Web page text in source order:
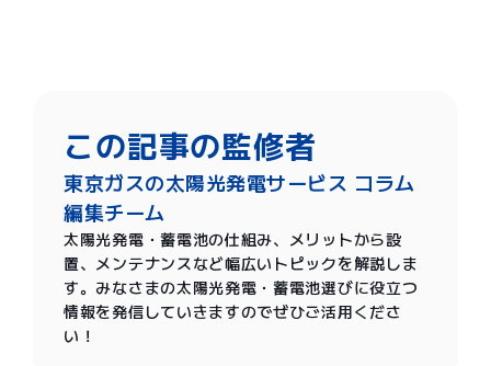
この記事の監修者
東京ガスの太陽光発電サービス コラム
編集チーム
太陽光発電・蓄電池の仕組み、メリットから設
置、メンテナンスなど幅広いトピックを解説しま
す。みなさまの太陽光発電・蓄電池選びに役立つ
情報を発信していきますのでぜひご活用くださ
い！